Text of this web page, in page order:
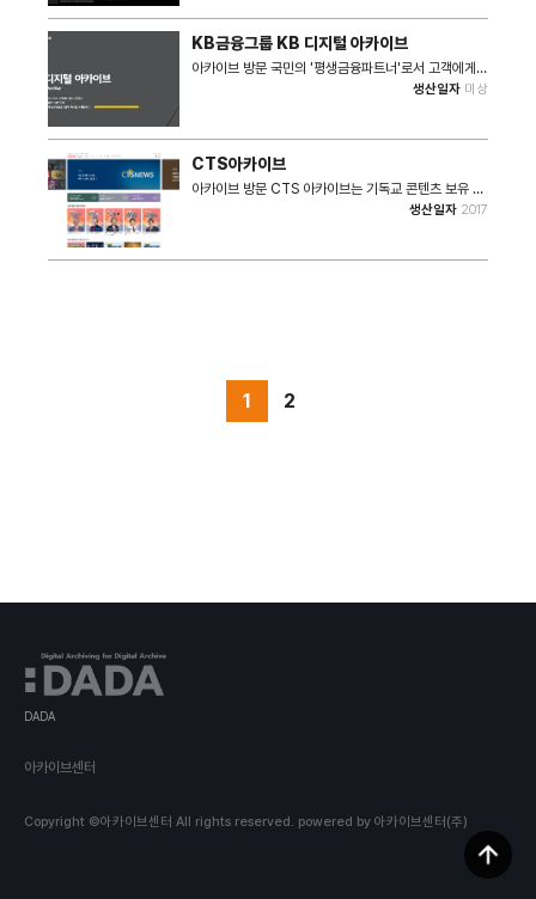
에 관심있는 누구나 브랜드와 제품에 대한 지식과 기억
KB금융그룹 KB 디지털 아카이브
아카이브 방문 국민의 '평생금융파트너'로서 고객에게
가장 사랑받는 'No1 금융플랫폼 기업'이 되기 위해 변화
생산일자 미상
CTS아카이브
아카이브 방문 CTS 아카이브는 기독교 콘텐츠 보유 1
위 사이트로 1) CTS기독교TV의 27년간 방영된 30만
ㅏ. 3) 대한민국 대표 목사님들의 8만편 설교영상을 테
생산일자 2017
1 2
DADA
아카이브센터
Copyright ©아카이브센터 All rights reserved. powered by 아카이브센터(주)